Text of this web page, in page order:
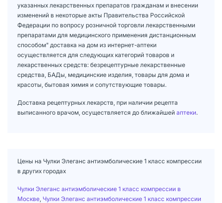
указанных лекарственных препаратов гражданам и внесении
изменений в некоторые акты Правительства Российской
Федерации по вопросу розничной торговли лекарственными
препаратами для медицинского применения дистанционным
способом" доставка на дом из интернет-аптеки
осуществляется для следующих категорий товаров и
лекарственных средств: безрецептурные лекарственные
средства, БАДы, медицинские изделия, товары для дома и
красоты, бытовая химия и сопутствующие товары.
Доставка рецептурных лекарств, при наличии рецепта
выписанного врачом, осуществляется до ближайшей аптеки.
Цены на Чулки Элеганс антиэмболические 1 класс компрессии
в других городах
Чулки Элеганс антиэмболические 1 класс компрессии в
Москве, Чулки Элеганс антиэмболические 1 класс компрессии